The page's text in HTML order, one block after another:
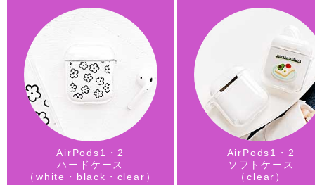
AirPods1・2
ハードケース
（white・black・clear）
AirPods1・2
ソフトケース
（clear）